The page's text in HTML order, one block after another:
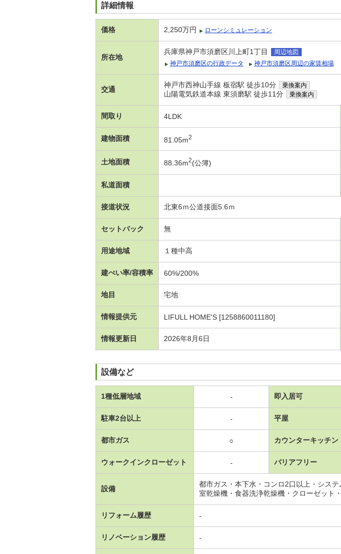
詳細情報
価格 2,250万円 ローンシミュレーション
所在地
兵庫県神戸市須磨区川上町1丁目
周辺地図
神戸市須磨区の行政データ
神戸市須磨区周辺の家賃相場
交通
神戸市西神山手線 板宿駅 徒歩10分 乗換案内
山陽電気鉄道本線 東須磨駅 徒歩11分 乗換案内
間取り 4LDK
建物面積 81.05m2
土地面積 88.36m2(公簿)
私道面積
接道状況 北東6ｍ公道接面5.6ｍ
セットバック 無
用途地域 １種中高
建ぺい率/容積率 60%/200%
地目 宅地
情報提供元 LIFULL HOME'S [1258860011180]
情報更新日 2026年8月6日
設備など
1種低層地域 - 即入居可
駐車2台以上 - 平屋
都市ガス ○ カウンターキッチン
ウォークインクローゼット - バリアフリー
設備
都市ガス・本下水・コンロ2口以上・シス
室乾燥機・食器洗浄乾燥機・クローゼット
リフォーム履歴 -
リノベーション履歴 -